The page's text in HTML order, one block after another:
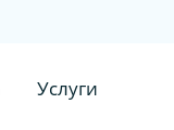
Услуги